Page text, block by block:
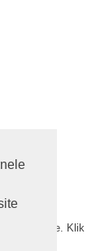
website. Klik